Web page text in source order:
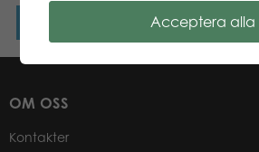
OM OSS
Kontakter
Acceptera alla